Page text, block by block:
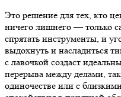
Это решение для тех, кто
ничего лишнего — только
спрятать инструменты, и
выдохнуть и насладиться
с лавочкой создаст
перерыва между делами,
одиночестве или с